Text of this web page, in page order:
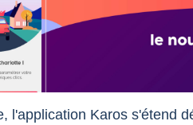
Karos s'étend